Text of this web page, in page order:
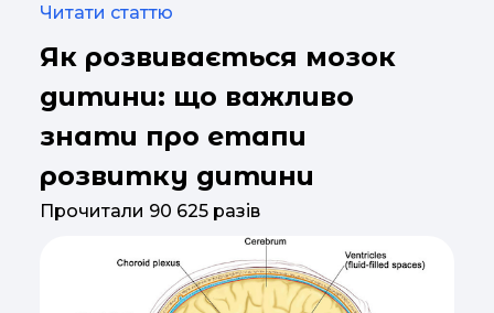
Читати статтю
Як розвивається мозок
дитини: що важливо
знати про етапи
розвитку дитини
Прочитали 90 625 разів